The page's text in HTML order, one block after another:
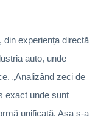
, din experiența directă
auto, unde
„Analizând zeci de
exact unde sunt
unificată. Așa s-a